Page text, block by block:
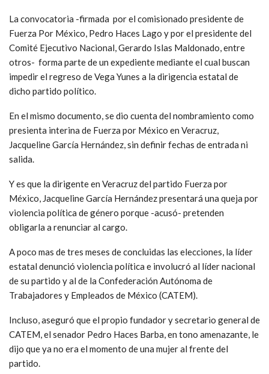
La convocatoria -firmada por el comisionado presidente de
Fuerza Por México, Pedro Haces Lago y por el presidente del
Comité Ejecutivo Nacional, Gerardo Islas Maldonado, entre
otros- forma parte de un expediente mediante el cual buscan
impedir el regreso de Vega Yunes a la dirigencia estatal de
dicho partido político.
En el mismo documento, se dio cuenta del nombramiento como
presienta interina de Fuerza por México en Veracruz,
Jacqueline García Hernández, sin definir fechas de entrada ni
salida.
Y es que la dirigente en Veracruz del partido Fuerza por
México, Jacqueline García Hernández presentará una queja por
violencia política de género porque -acusó- pretenden
obligarla a renunciar al cargo.
A poco mas de tres meses de concluidas las elecciones, la líder
estatal denunció violencia política e involucró al líder nacional
de su partido y al de la Confederación Autónoma de
Trabajadores y Empleados de México (CATEM).
Incluso, aseguró que el propio fundador y secretario general de
CATEM, el senador Pedro Haces Barba, en tono amenazante, le
dijo que ya no era el momento de una mujer al frente del
partido.